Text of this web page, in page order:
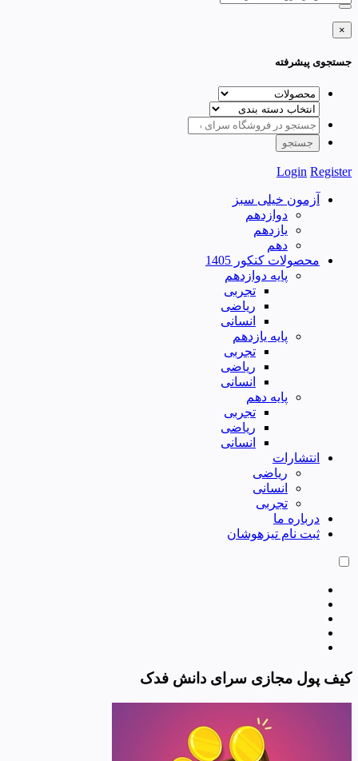
×
جستجوی پیشرفته
Login Register
آزمون خیلی سبز
دوازدهم
یازدهم
دهم
محصولات کنکور 1405
پایه دوازدهم
تجربی
ریاضی
انسانی
پایه یازدهم
تجربی
ریاضی
انسانی
پایه دهم
تجربی
ریاضی
انسانی
انتشارات
ریاضی
انسانی
تجربی
درباره ما
ثبت نام تیزهوشان
کیف پول مجازی سرای دانش فدک